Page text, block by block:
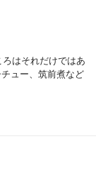
はそれだけではあ
ュー、筑前煮など